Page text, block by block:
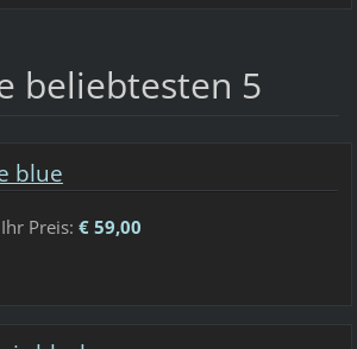
beliebtesten 5
blue
Ihr Preis: € 59,00